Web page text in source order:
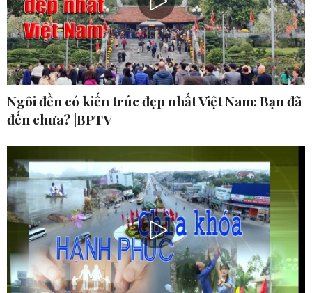
Ngôi đền có kiến trúc đẹp nhất Việt Nam: Bạn đã
đến chưa? |BPTV